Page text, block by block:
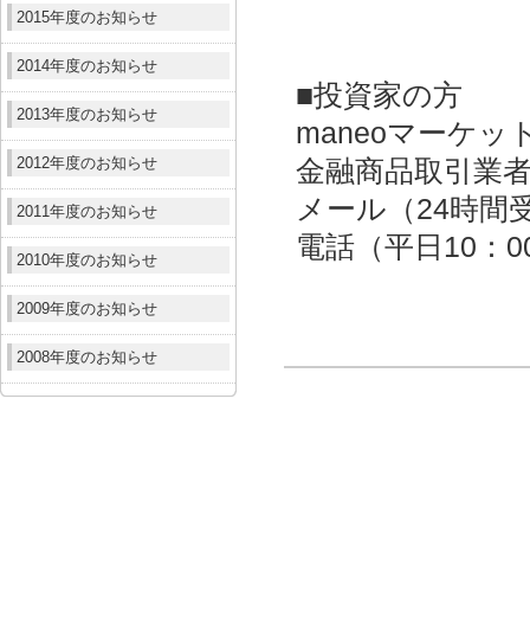
2015年度のお知らせ
2014年度のお知らせ
2013年度のお知らせ
2012年度のお知らせ
2011年度のお知らせ
2010年度のお知らせ
2009年度のお知らせ
2008年度のお知らせ
■投資家の方
maneoマーケッ
金融商品取引業
メール（24時間
電話（平日10：